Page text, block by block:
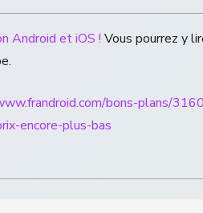
Android et iOS ! Vous pourrez y
bons-plans/
encore-plus-bas